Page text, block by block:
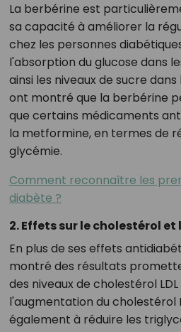
La berbérine est
sa capacité à améliorer la
chez les personnes
l'absorption du glucose dans
ainsi les niveaux de sucre
ont montré que la berbérine
que certains médicaments
la metformine, en termes de
glycémie.
Comment reconnaître les
diabète ?
2. Effets sur le cholestérol
En plus de ses effets
montré des résultats
des niveaux de cholestérol
l'augmentation du cholestérol
également à réduire les